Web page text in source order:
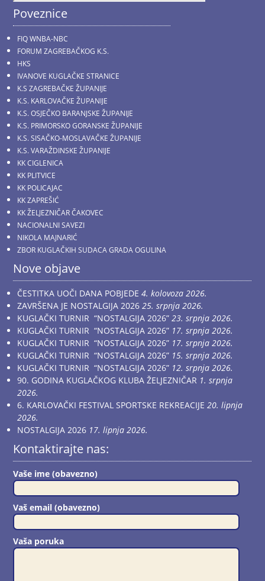
Poveznice
FIQ WNBA-NBC
FORUM ZAGREBAČKOG K.S.
HKS
IVANOVE KUGLAČKE STRANICE
K.S ZAGREBAČKE ŽUPANIJE
K.S. KARLOVAČKE ŽUPANIJE
K.S. OSJEČKO BARANJSKE ŽUPANIJE
K.S. PRIMORSKO GORANSKE ŽUPANIJE
K.S. SISAČKO-MOSLAVAČKE ŽUPANIJE
K.S. VARAŽDINSKE ŽUPANIJE
KK CIGLENICA
KK PLITVICE
KK POLICAJAC
KK ZAPREŠIĆ
KK ŽELJEZNIČAR ČAKOVEC
NACIONALNI SAVEZI
NIKOLA MAJNARIĆ
ZBOR KUGLAČKIH SUDACA GRADA OGULINA
Nove objave
ČESTITKA UOČI DANA POBJEDE 4. kolovoza 2026.
ZAVRŠENA JE NOSTALGIJA 2026 25. srpnja 2026.
KUGLAČKI TURNIR “NOSTALGIJA 2026” 23. srpnja 2026.
KUGLAČKI TURNIR “NOSTALGIJA 2026” 17. srpnja 2026.
KUGLAČKI TURNIR “NOSTALGIJA 2026” 17. srpnja 2026.
KUGLAČKI TURNIR “NOSTALGIJA 2026” 15. srpnja 2026.
KUGLAČKI TURNIR “NOSTALGIJA 2026” 12. srpnja 2026.
90. GODINA KUGLAČKOG KLUBA ŽELJEZNIČAR 1. srpnja
2026.
6. KARLOVAČKI FESTIVAL SPORTSKE REKREACIJE 20. lipnja
2026.
NOSTALGIJA 2026 17. lipnja 2026.
Kontaktirajte nas:
Vaše ime (obavezno)
Vaš email (obavezno)
Vaša poruka